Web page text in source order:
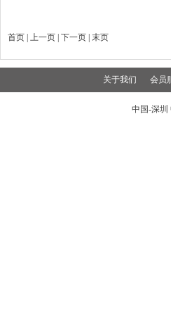
首页 | 上一页 | 下一页 末页
关于我们 会员
中国-深